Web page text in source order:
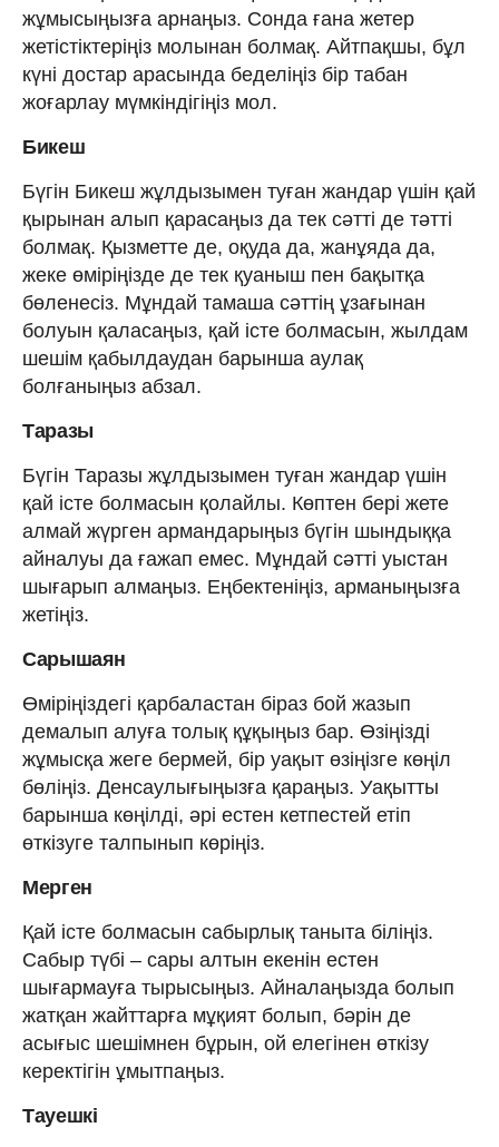
жұмысыңызға арнаңыз. Сонда ғана жетер
жетістіктеріңіз молынан болмақ. Айтпақшы, бұл
күні достар арасында беделіңіз бір табан
жоғарлау мүмкіндігіңіз мол.
Бикеш
Бүгін Бикеш жұлдызымен туған жандар үшін қай
қырынан алып қарасаңыз да тек сәтті де тәтті
болмақ. Қызметте де, оқуда да, жанұяда да,
жеке өміріңізде де тек қуаныш пен бақытқа
бөленесіз. Мұндай тамаша сәттің ұзағынан
болуын қаласаңыз, қай істе болмасын, жылдам
шешім қабылдаудан барынша аулақ
болғаныңыз абзал.
Таразы
Бүгін Таразы жұлдызымен туған жандар үшін
қай істе болмасын қолайлы. Көптен бері жете
алмай жүрген армандарыңыз бүгін шындыққа
айналуы да ғажап емес. Мұндай сәтті уыстан
шығарып алмаңыз. Еңбектеніңіз, арманыңызға
жетіңіз.
Сарышаян
Өміріңіздегі қарбаластан біраз бой жазып
демалып алуға толық құқыңыз бар. Өзіңізді
жұмысқа жеге бермей, бір уақыт өзіңізге көңіл
бөліңіз. Денсаулығыңызға қараңыз. Уақытты
барынша көңілді, әрі естен кетпестей етіп
өткізуге талпынып көріңіз.
Мерген
Қай істе болмасын сабырлық таныта біліңіз.
Сабыр түбі – сары алтын екенін естен
шығармауға тырысыңыз. Айналаңызда болып
жатқан жайттарға мұқият болып, бәрін де
асығыс шешімнен бұрын, ой елегінен өткізу
керектігін ұмытпаңыз.
Тауешкі